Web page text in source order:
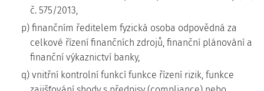
č. 575/2013,
p) finančním ředitelem fyzická osoba odpovědná za
celkové řízení finančních zdrojů, finanční plánování a
finanční výkaznictví banky,
q) vnitřní kontrolní funkcí funkce řízení rizik, funkce